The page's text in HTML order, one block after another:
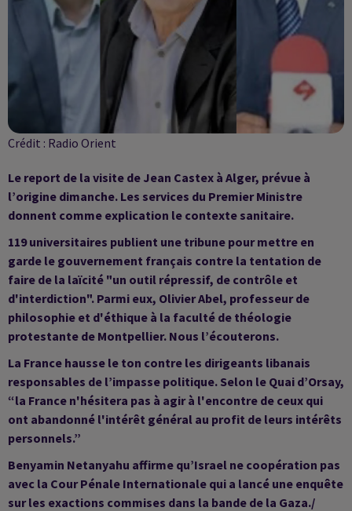
Crédit : Radio Orient
Le report de la visite de Jean Castex à Alger, prévue à
l’origine dimanche. Les services du Premier Ministre
donnent comme explication le contexte sanitaire.
119 universitaires publient une tribune pour mettre en
garde le gouvernement français contre la tentation de
faire de la laïcité "un outil répressif, de contrôle et
d'interdiction". Parmi eux, Olivier Abel, professeur de
philosophie et d'éthique à la faculté de théologie
protestante de Montpellier. Nous l’écouterons.
La France hausse le ton contre les dirigeants libanais
responsables de l’impasse politique. Selon le Quai d’Orsay,
“la France n'hésitera pas à agir à l'encontre de ceux qui
ont abandonné l'intérêt général au profit de leurs intérêts
personnels.”
Benyamin Netanyahu affirme qu’Israel ne coopération pas
avec la Cour Pénale Internationale qui a lancé une enquête
sur les exactions commises dans la bande de la Gaza./